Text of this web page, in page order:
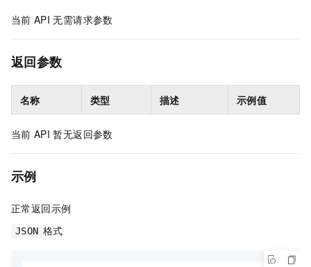
当前 API 无需请求参数
返回参数
名称 类型 描述 示例值
当前 API 暂无返回参数
示例
正常返回示例
JSON 格式